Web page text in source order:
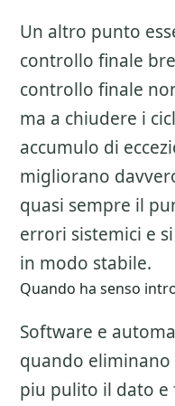
Un altro punto
controllo finale
controllo finale
ma a chiudere i
accumulo di
migliorano
quasi sempre il
errori sistemici e
in modo stabile.
Quando ha senso
Software e
quando
piu pulito il dato